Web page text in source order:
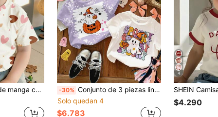
retro de corazón lindo y minimalista para niña, apta para el verano -30% Conjunto de 3 piezas lindo de Halloween para niña, camisetas de manga corta de cuello redondo en blanco, morado y amarillo albaricoque, adecuado para estilo callejero, hogar y fiesta
Solo quedan 4
$6.783
4
$4.290